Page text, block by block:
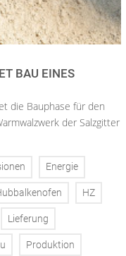
BAU EINES
die Bauphase für den
der Salzgitter
Energie
HZ
Lieferung
Produktion